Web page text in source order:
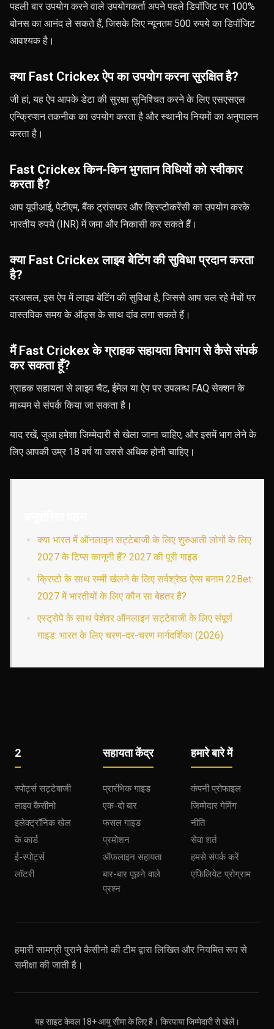
पहली बार उपयोग करने वाले उपयोगकर्ता अपने पहले डिपॉजिट पर 100%
बोनस का आनंद ले सकते हैं, जिसके लिए न्यूनतम 500 रुपये का डिपॉजिट
आवश्यक है।
क्या Fast Crickex ऐप का उपयोग करना सुरक्षित है?
जी हां, यह ऐप आपके डेटा की सुरक्षा सुनिश्चित करने के लिए एसएसएल
एन्क्रिप्शन तकनीक का उपयोग करता है और स्थानीय नियमों का अनुपालन
करता है।
Fast Crickex किन-किन भुगतान विधियों को स्वीकार
करता है?
आप यूपीआई, पेटीएम, बैंक ट्रांसफर और क्रिप्टोकरेंसी का उपयोग करके
भारतीय रुपये (INR) में जमा और निकासी कर सकते हैं।
क्या Fast Crickex लाइव बेटिंग की सुविधा प्रदान करता
है?
दरअसल, इस ऐप में लाइव बेटिंग की सुविधा है, जिससे आप चल रहे मैचों पर
वास्तविक समय के ऑड्स के साथ दांव लगा सकते हैं।
मैं Fast Crickex के ग्राहक सहायता विभाग से कैसे संपर्क
कर सकता हूँ?
ग्राहक सहायता से लाइव चैट, ईमेल या ऐप पर उपलब्ध FAQ सेक्शन के
माध्यम से संपर्क किया जा सकता है।
याद रखें, जुआ हमेशा जिम्मेदारी से खेला जाना चाहिए, और इसमें भाग लेने के
लिए आपकी उम्र 18 वर्ष या उससे अधिक होनी चाहिए।
क्या भारत में ऑनलाइन सट्टेबाजी के लिए शुरुआती लोगों के लिए
2027 के टिप्स कानूनी हैं? 2027 की पूरी गाइड
क्रिप्टो के साथ रम्मी खेलने के लिए सर्वश्रेष्ठ ऐप्स बनाम 22Bet:
2027 में भारतीयों के लिए कौन सा बेहतर है?
एस्ट्रोपे के साथ पेशेवर ऑनलाइन सट्टेबाजी के लिए संपूर्ण
गाइड: भारत के लिए चरण-दर-चरण मार्गदर्शिका (2026)
2
स्पोर्ट्स सट्टेबाजी
लाइव कैसीनो
इलेक्ट्रॉनिक खेल
के कार्ड
ई-स्पोर्ट्स
लॉटरी
सहायता केंद्र
प्रारंभिक गाइड
एक-दो बार
फसल गाइड
प्रमोशन
ऑफ़लाइन सहायता
बार-बार पूछने वाले
प्रश्न
हमारे बारे में
कंपनी प्रोफाइल
जिम्मेदार गेमिंग
नीति
सेवा शर्त
हमसे संपर्क करें
एफिलियेट प्रोग्राम
हमारी सामग्री पुराने कैसीनो की टीम द्वारा लिखित और नियमित रूप से
समीक्षा की जाती है।
यह साइट केवल 18+ आयु सीमा के लिए है। किरपाया जिम्मेदारी से खेलें।